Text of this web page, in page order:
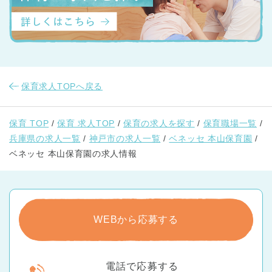
保育求人TOPへ戻る
保育 TOP 保育 求人TOP 保育の求人を探す
保育職場一覧
兵庫県の求人一覧
神戸市の求人一覧
ベネッセ 本山保育園
ベネッセ 本山保育園の求人情報
WEBから応募する
電話で応募する